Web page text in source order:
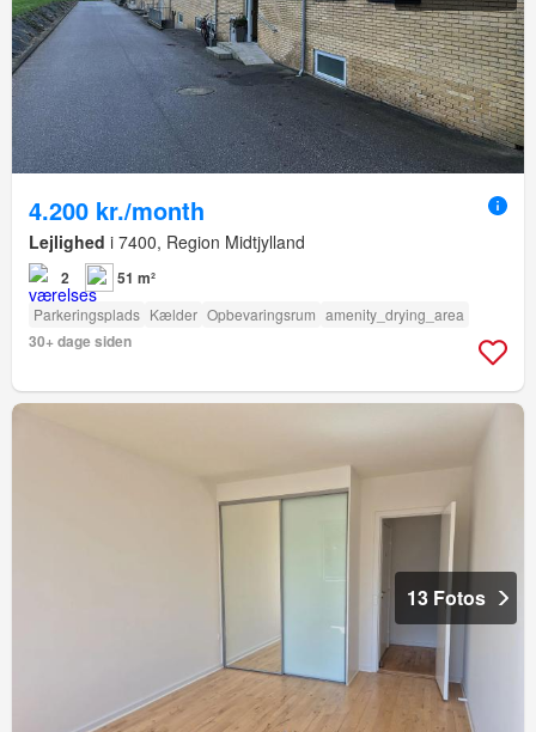
4.200 kr./month
Lejlighed i 7400, Region Midtjylland
2 51 m²
Parkeringsplads Kælder Opbevaringsrum amenity_drying_area
30+ dage siden
13 Fotos